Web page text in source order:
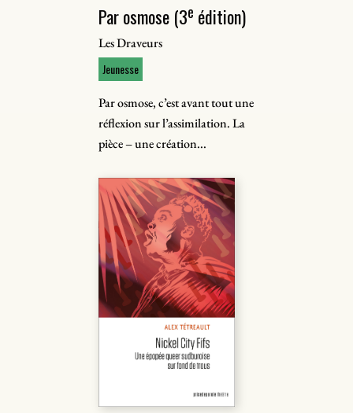
Par osmose (3e édition)
Les Draveurs
Jeunesse
Par osmose, c’est avant tout une
réflexion sur l’assimilation. La
pièce – une création...